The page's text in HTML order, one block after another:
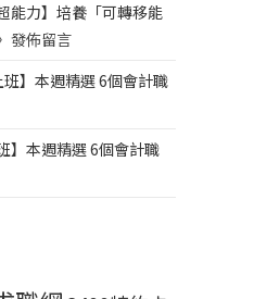
能力】培養「可轉移能
發佈留言
班】本週精選 6個會計職
】本週精選 6個會計職